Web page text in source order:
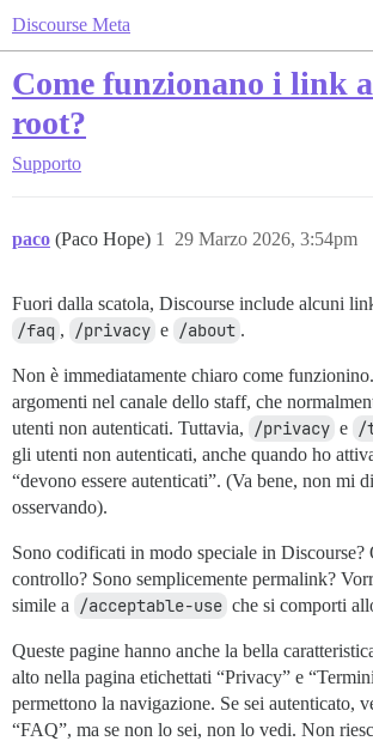
Discourse Meta
Come funzionano i link
root?
Supporto
paco (Paco Hope) 29 Marzo 2026, 3:54pm
1
Fuori dalla scatola, Discourse include alcuni
/faq , /privacy e /about .
Non è immediatamente chiaro come
argomenti nel canale dello staff, che
utenti non autenticati. Tuttavia,
/privacy e /
gli utenti non autenticati, anche quando ho
“devono essere autenticati”. (Va bene, non mi
osservando).
Sono codificati in modo speciale in Discourse?
controllo? Sono semplicemente permalink?
simile a
/acceptable-use che si comporti
Queste pagine hanno anche la bella
alto nella pagina etichettati “Privacy” e
permettono la navigazione. Se sei autenticato,
“FAQ”, ma se non lo sei, non lo vedi. Non